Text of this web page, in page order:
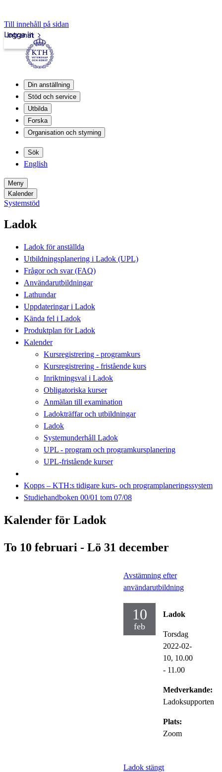
Till innehåll på sidan
Intranät
Logga in
Din anställning
Stöd och service
Utbilda
Forska
Organisation och styrning
Sök
English
Meny
Kalender
Systemstöd
Ladok
Ladok för anställda
Utbildningsplanering i Ladok (UPL)
Frågor och svar (FAQ)
Användarutbildningar
Lathundar
Uppdateringar i Ladok
Kända fel i Ladok
Produktplan för Ladok
Kalender
Kursregistrering - programkurs
Kursregistrering - fristående kurs
Inriktningsval i Ladok
Obligatoriska kurser
Anmälan till examination
Ladokträffar och utbildningar
Ladok
Systemunderhåll Ladok
UPL - program och programkursplanering
UPL-fristående kurser
Kopps – KTH:s tidigare kurs- och programplaneringssystem
Studiehandboken 00/01 tom 07/08
Kalender för Ladok
To 10 februari - Lö 31 december
Avstämning efter
användarutbildning
10
feb
Ladok
Torsdag
2022-02-
10, 10.00
- 11.00
Medverkande:
Ladoksupporten
Plats:
Zoom
Ladok stängt